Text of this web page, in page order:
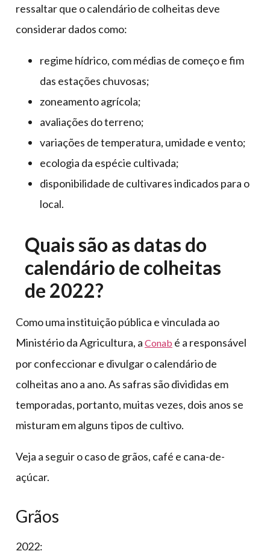
ressaltar que o calendário de colheitas deve
considerar dados como:
regime hídrico, com médias de começo e fim
das estações chuvosas;
zoneamento agrícola;
avaliações do terreno;
variações de temperatura, umidade e vento;
ecologia da espécie cultivada;
disponibilidade de cultivares indicados para o
local.
Quais são as datas do
calendário de colheitas
de 2022?
Como uma instituição pública e vinculada ao
Ministério da Agricultura, a Conab é a responsável
por confeccionar e divulgar o calendário de
colheitas ano a ano. As safras são divididas em
temporadas, portanto, muitas vezes, dois anos se
misturam em alguns tipos de cultivo.
Veja a seguir o caso de grãos, café e cana-de-
açúcar.
Grãos
2022: